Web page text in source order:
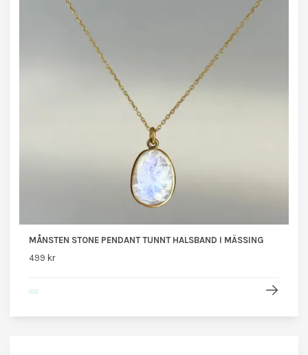
MÅNSTEN STONE PENDANT TUNNT HALSBAND I MÄSSING
499 kr